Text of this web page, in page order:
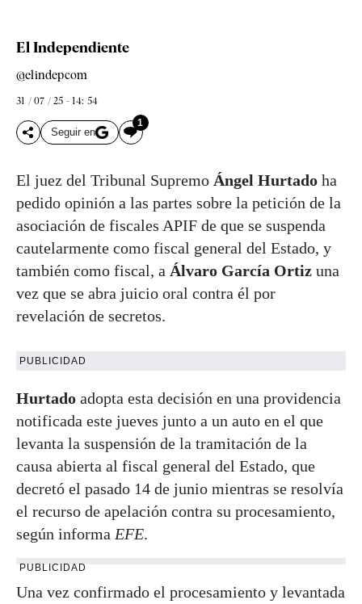
El Independiente
@elindepcom
31 / 07 / 25 - 14: 54
Seguir en
1
El juez del Tribunal Supremo Ángel Hurtado ha
pedido opinión a las partes sobre la petición de la
asociación de fiscales APIF de que se suspenda
cautelarmente como fiscal general del Estado, y
también como fiscal, a Álvaro García Ortiz una
vez que se abra juicio oral contra él por
revelación de secretos.
PUBLICIDAD
Hurtado adopta esta decisión en una providencia
notificada este jueves junto a un auto en el que
levanta la suspensión de la tramitación de la
causa abierta al fiscal general del Estado, que
decretó el pasado 14 de junio mientras se resolvía
el recurso de apelación contra su procesamiento,
según informa EFE.
PUBLICIDAD
Una vez confirmado el procesamiento y levantada